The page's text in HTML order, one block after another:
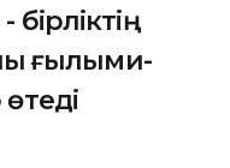
ғылыми-